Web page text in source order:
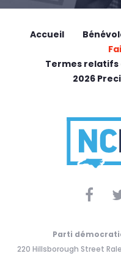
Accueil
Termes relatifs
2026
Parti
220 Hillsborough Street